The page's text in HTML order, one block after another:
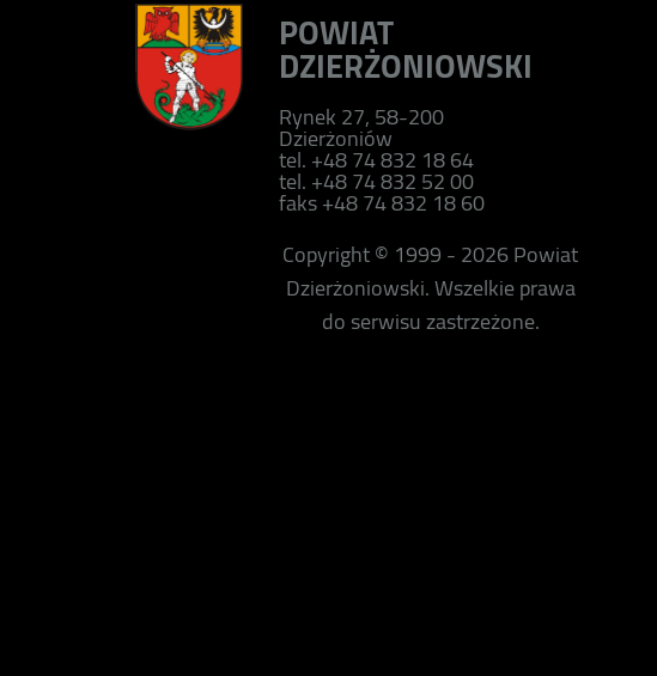
POWIAT
DZIERŻONIOWSKI
Rynek 27, 58-200
Dzierżoniów
tel. +48 74 832 18 64
tel. +48 74 832 52 00
faks +48 74 832 18 60
Copyright © 1999 - 2026 Powiat
Dzierżoniowski. Wszelkie prawa
do serwisu zastrzeżone.